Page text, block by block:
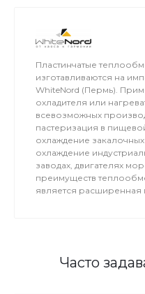
Пластинчатые
изготавливаются на
WhiteNord (Пермь).
охладителя или
всевозможных
пастеризация в
охлаждение
охлаждение
заводах, двигателях
преимуществ
является расширенная
Часто